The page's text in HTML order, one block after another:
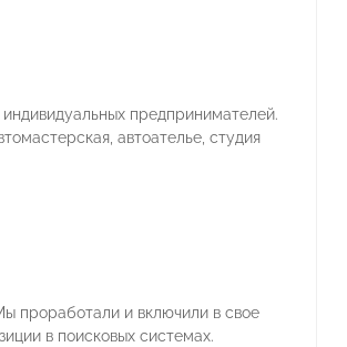
предпринимателей.
автоателье, студия
проработали и включили в свое
в поисковых системах.